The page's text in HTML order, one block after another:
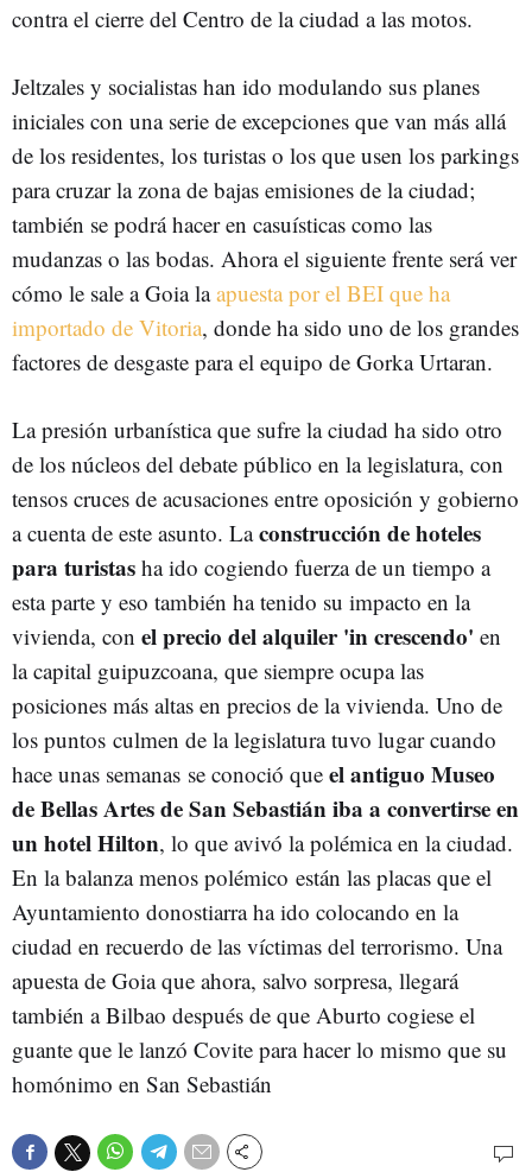
contra el cierre del Centro de la ciudad a las motos.
Jeltzales y socialistas han ido modulando sus planes
iniciales con una serie de excepciones que van más allá
de los residentes, los turistas o los que usen los parkings
para cruzar la zona de bajas emisiones de la ciudad;
también se podrá hacer en casuísticas como las
mudanzas o las bodas. Ahora el siguiente frente será ver
cómo le sale a Goia laapuesta por el BEI que ha
importado de Vitoria, donde ha sido uno de los grandes
factores de desgaste para el equipo de Gorka Urtaran.
La presión urbanística que sufre la ciudad ha sido otro
de los núcleos del debate público en la legislatura, con
tensos cruces de acusaciones entre oposición y gobierno
a cuenta de este asunto. Laconstrucción de hoteles
para turistas ha ido cogiendo fuerza de un tiempo a
esta parte y eso también ha tenido su impacto en la
vivienda, con el precio del alquiler 'in crescendo' en
la capital guipuzcoana, que siempre ocupa las
posiciones más altas en precios de la vivienda. Uno de
los puntos culmen de la legislatura tuvo lugar cuando
hace unas semanas se conoció que el antiguo Museo
de Bellas Artes de San Sebastián iba a convertirse en
un hotel Hilton, lo que avivó la polémica en la ciudad.
En la balanza menos polémico están las placas que el
Ayuntamiento donostiarra ha ido colocando en la
ciudad en recuerdo de las víctimas del terrorismo. Una
apuesta de Goia que ahora, salvo sorpresa, llegará
también a Bilbao después de que Aburto cogiese el
guante que le lanzó Covite para hacer lo mismo que su
homónimo en San Sebastián